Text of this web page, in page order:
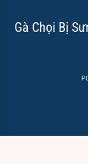
Gà Chọi Bị